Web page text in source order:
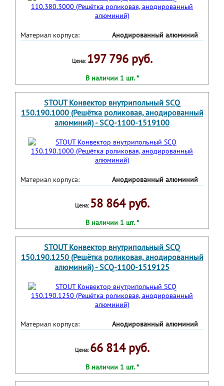
Материал корпуса: Анодированный алюминий
Цена: 197 796 руб.
В наличии 1 шт. *
STOUT Конвектор внутрипольный SCQ
150.190.1000 (Решётка роликовая, анодированный
алюминий) - SCQ-1100-1519100
Материал корпуса: Анодированный алюминий
Цена: 58 864 руб.
В наличии 1 шт. *
STOUT Конвектор внутрипольный SCQ
150.190.1250 (Решётка роликовая, анодированный
алюминий) - SCQ-1100-1519125
Материал корпуса: Анодированный алюминий
Цена: 66 814 руб.
В наличии 1 шт. *